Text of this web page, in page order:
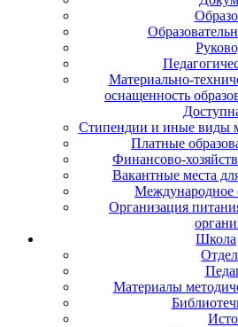
Материально-
оснащенность
Стипендии и иные виды
Платные
Финансово-
Вакантные места
Международное
Организация
Школа
Материалы